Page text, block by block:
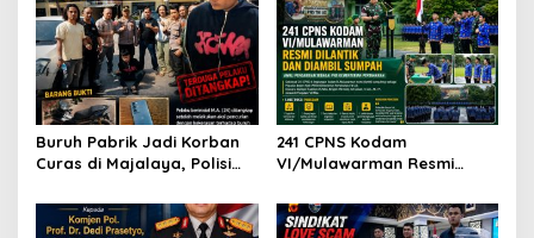
p
o
s
Buruh Pabrik Jadi Korban
Curas di Majalaya, Polisi
Usai Buron
241 CPNS Kodam
VI/Mulawarman Resmi
Pengabdian sebagai PNS
Kementerian Pertahanan